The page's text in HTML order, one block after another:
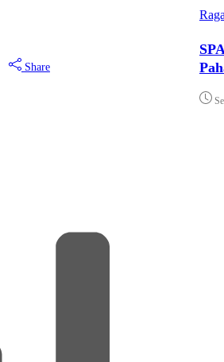
Share